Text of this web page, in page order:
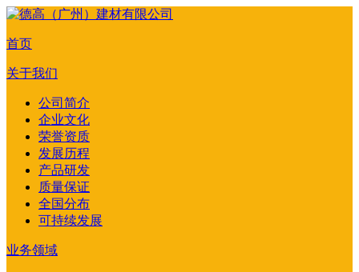
首页
关于我们
公司简介
企业文化
荣誉资质
发展历程
产品研发
质量保证
全国分布
可持续发展
业务领域